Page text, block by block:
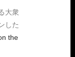
大衆
した
the